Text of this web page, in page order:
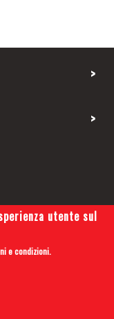
Tips
utente sul
e condizioni.